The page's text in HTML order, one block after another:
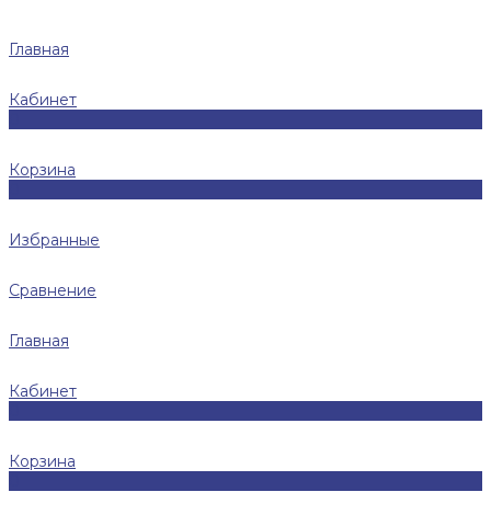
Главная
Кабинет
Корзина
Избранные
Сравнение
Главная
Кабинет
Корзина